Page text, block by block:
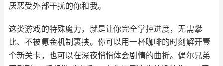
厌恶受外部干扰的你和我。
这类游戏的特殊魔力，就是让你完全掌控进度，无需攀
比、不被氪金机制裹挟。你可以用一杯咖啡的时刻解开壹
个新关卡，也可以在深夜悄悄体会剧情的曲折。偶尔兄弟